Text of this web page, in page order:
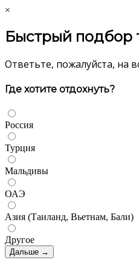
×
Быстрый подбор
Ответьте, пожалуйста, на
Где хотите отдохнуть?
Россия
Турция
Мальдивы
ОАЭ
Азия (Таиланд, Вьетнам, Бали)
Другое
Дальше →